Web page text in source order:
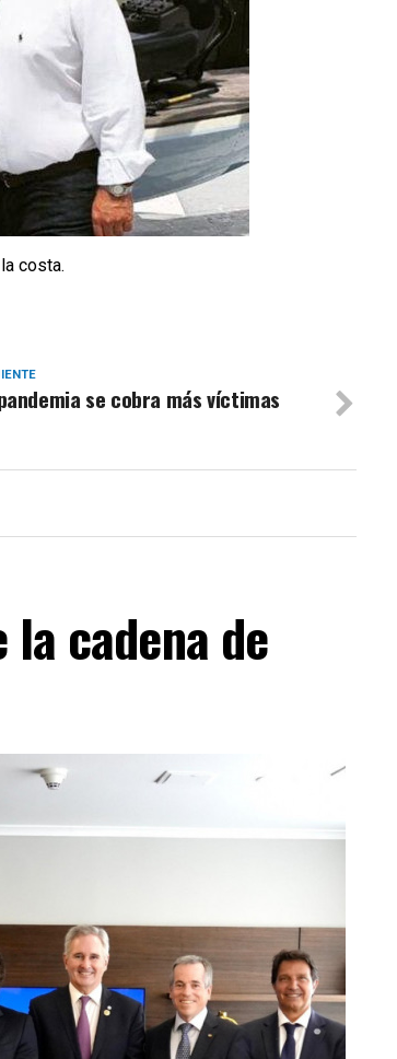
costa.
se cobra más víctimas
cadena de